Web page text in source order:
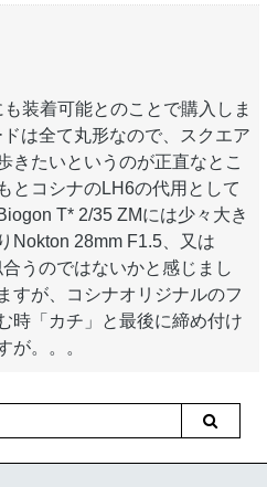
装着可能とのことで購入しま
は全て丸形なので、スクエア
きたいというのが正直なとこ
とコシナのLH6の代用として
T* 2/35 ZMには少々大き
Nokton 28mm F1.5、又は
うのではないかと感じまし
すが、コシナオリジナルのフ
時「カチ」と最後に締め付け
が。。。